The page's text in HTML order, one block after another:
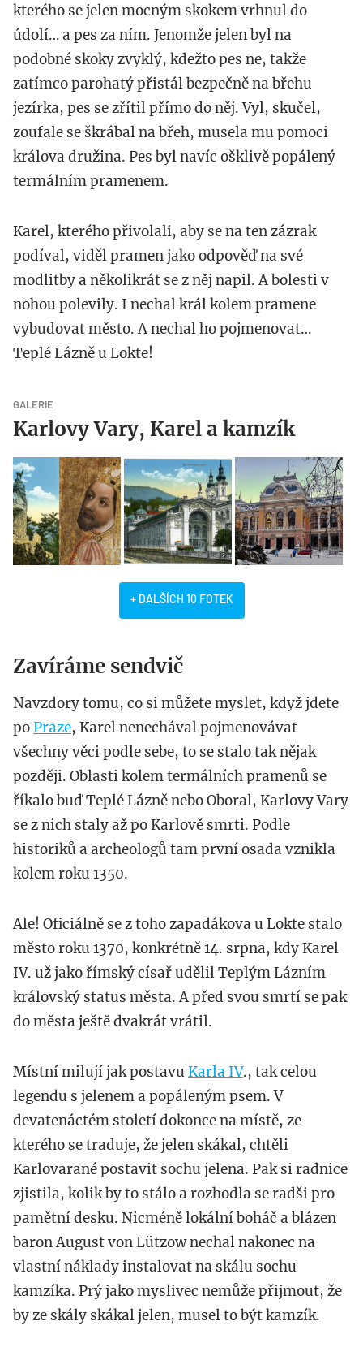
kterého se jelen mocným skokem vrhnul do
údolí… a pes za ním. Jenomže jelen byl na
podobné skoky zvyklý, kdežto pes ne, takže
zatímco parohatý přistál bezpečně na břehu
jezírka, pes se zřítil přímo do něj. Vyl, skučel,
zoufale se škrábal na břeh, musela mu pomoci
králova družina. Pes byl navíc ošklivě popálený
termálním pramenem.
Karel, kterého přivolali, aby se na ten zázrak
podíval, viděl pramen jako odpověď na své
modlitby a několikrát se z něj napil. A bolesti v
nohou polevily. I nechal král kolem pramene
vybudovat město. A nechal ho pojmenovat…
Teplé Lázně u Lokte!
GALERIE
Karlovy Vary, Karel a kamzík
+ DALŠÍCH 10 FOTEK
Zavíráme sendvič
Navzdory tomu, co si můžete myslet, když jdete
poPraze, Karel nenechával pojmenovávat
všechny věci podle sebe, to se stalo tak nějak
později. Oblasti kolem termálních pramenů se
říkalo buď Teplé Lázně nebo Oboral, Karlovy Vary
se z nich staly až po Karlově smrti. Podle
historiků a archeologů tam první osada vznikla
kolem roku 1350.
Ale! Oficiálně se z toho zapadákova u Lokte stalo
město roku 1370, konkrétně 14. srpna, kdy Karel
IV. už jako římský císař udělil Teplým Lázním
královský status města. A před svou smrtí se pak
do města ještě dvakrát vrátil.
Místní milují jak postavu Karla IV., tak celou
legendu s jelenem a popáleným psem. V
devatenáctém století dokonce na místě, ze
kterého se traduje, že jelen skákal, chtěli
Karlovarané postavit sochu jelena. Pak si radnice
zjistila, kolik by to stálo a rozhodla se radši pro
pamětní desku. Nicméně lokální boháč a blázen
baron August von Lützow nechal nakonec na
vlastní náklady instalovat na skálu sochu
kamzíka. Prý jako myslivec nemůže přijmout, že
by ze skály skákal jelen, musel to být kamzík.